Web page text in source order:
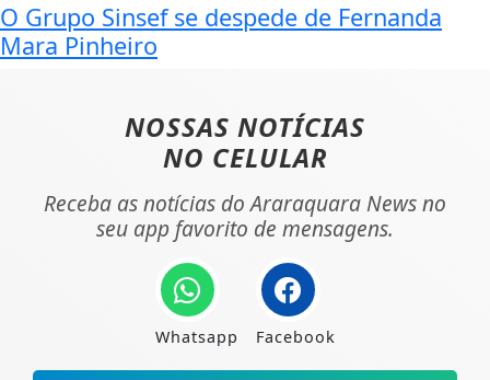
O Grupo Sinsef se despede de Fernanda
Mara Pinheiro
NOSSAS NOTÍCIAS
NO CELULAR
Receba as notícias do Araraquara News no
seu app favorito de mensagens.
Whatsapp Facebook